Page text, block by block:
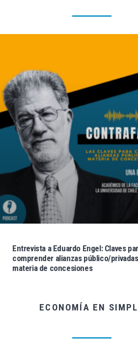
Entrevista a Eduardo Engel: Claves
comprender alianzas público/
materia de concesiones
ECONOMÍA EN